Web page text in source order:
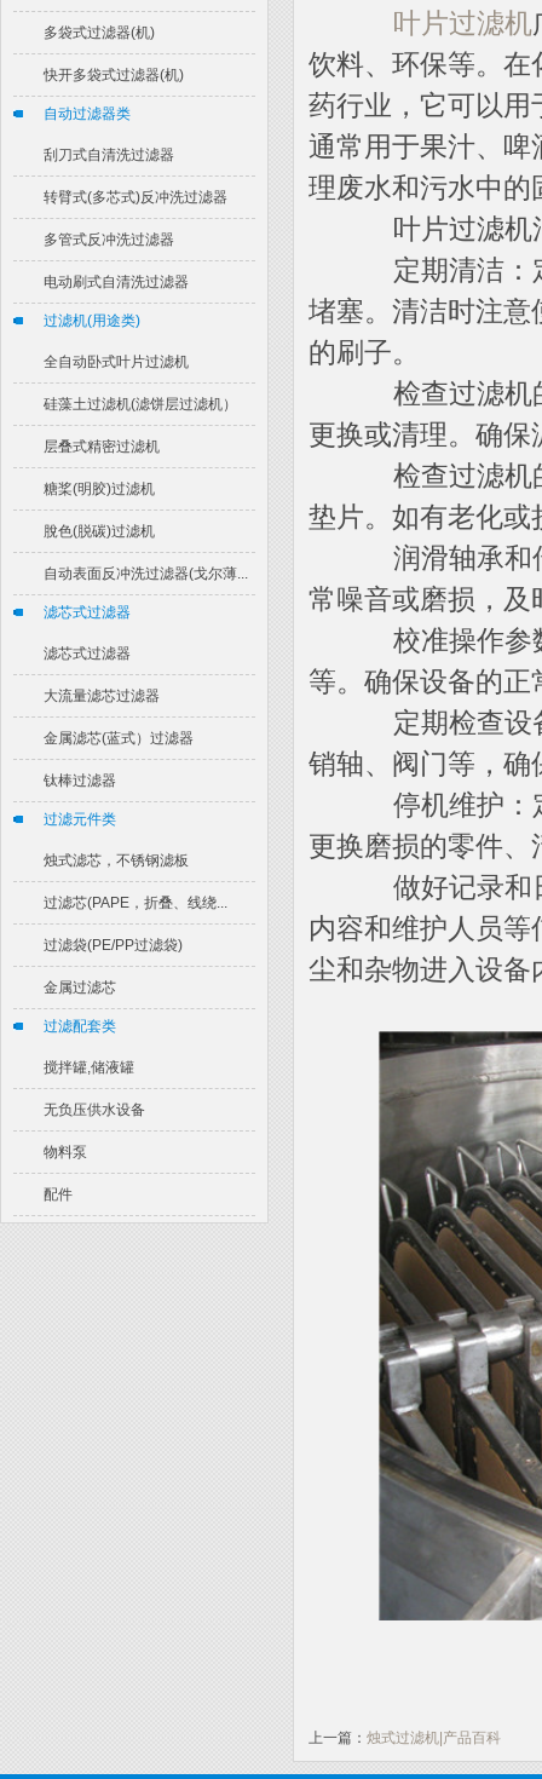
多袋式过滤器(机)
快开多袋式过滤器(机)
自动过滤器类
刮刀式自清洗过滤器
转臂式(多芯式)反冲洗过滤器
多管式反冲洗过滤器
电动刷式自清洗过滤器
过滤机(用途类)
全自动卧式叶片过滤机
硅藻土过滤机(滤饼层过滤机）
层叠式精密过滤机
糖桨(明胶)过滤机
脫色(脱碳)过滤机
自动表面反冲洗过滤器(戈尔薄...
滤芯式过滤器
滤芯式过滤器
大流量滤芯过滤器
金属滤芯(蓝式）过滤器
钛棒过滤器
过滤元件类
烛式滤芯，不锈钢滤板
过滤芯(PAPE，折叠、线绕...
过滤袋(PE/PP过滤袋)
金属过滤芯
过滤配套类
搅拌罐,储液罐
无负压供水设备
物料泵
配件
叶片过滤机
饮料、环保等。在
药行业，它可以用
通常用于果汁、啤
理废水和污水中的
叶片过滤机
定期清洁：定
堵塞。清洁时注意
的刷子。
检查过滤机的
更换或清理。确
检查过滤机的
垫片。如有老化或
润滑轴承和传
常噪音或磨损，及
校准操作参数
等。确保设备的
定期检查设备
销轴、阀门等，确
停机维护：定
更换磨损的零件
做好记录和日
内容和维护人员
尘和杂物进入设备
上一篇： 烛式过滤机|产品百科